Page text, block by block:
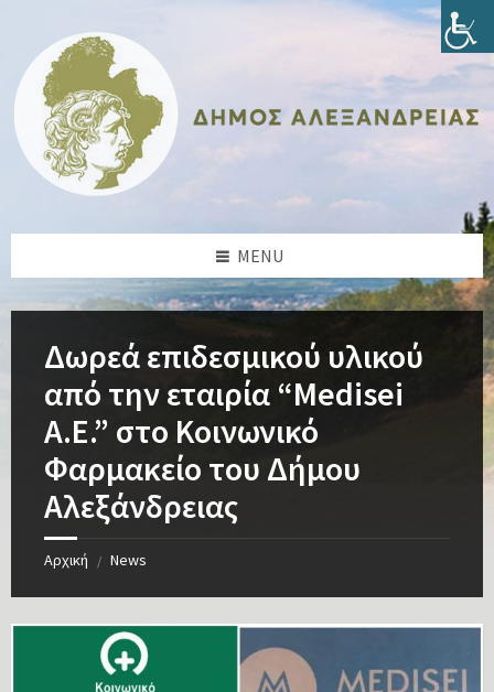
content
sidebar
sidebar
footer
MENU
Δωρεά επιδεσμικού υλικού
από την εταιρία “Medisei
Α.Ε.” στο Κοινωνικό
Φαρμακείο του Δήμου
Αλεξάνδρειας
Αρχική / News